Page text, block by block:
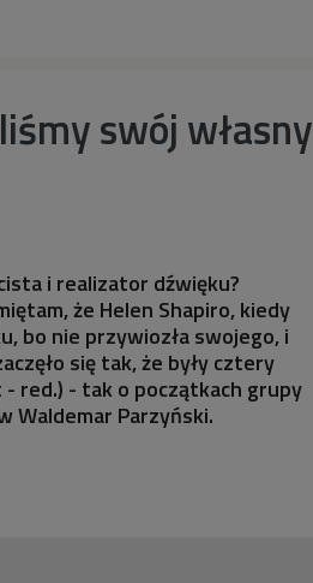
swój własny
i realizator dźwięku?
że Helen Shapiro, kiedy
bo nie przywiozła swojego, i
się tak, że były cztery
- red.) - tak o początkach grupy
Waldemar Parzyński.